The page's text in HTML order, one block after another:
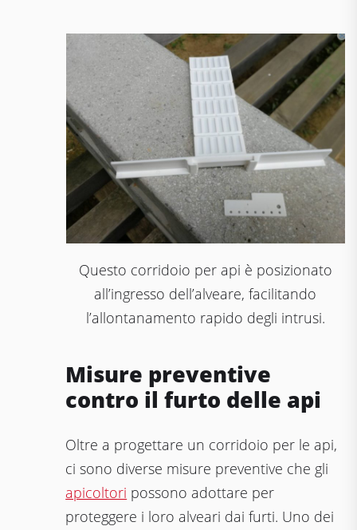
Questo corridoio per api è posizionato
all’ingresso dell’alveare, facilitando
l’allontanamento rapido degli intrusi.
Misure preventive
contro il furto delle api
Oltre a progettare un corridoio per le api,
ci sono diverse misure preventive che gli
apicoltori possono adottare per
proteggere i loro alveari dai furti. Uno dei